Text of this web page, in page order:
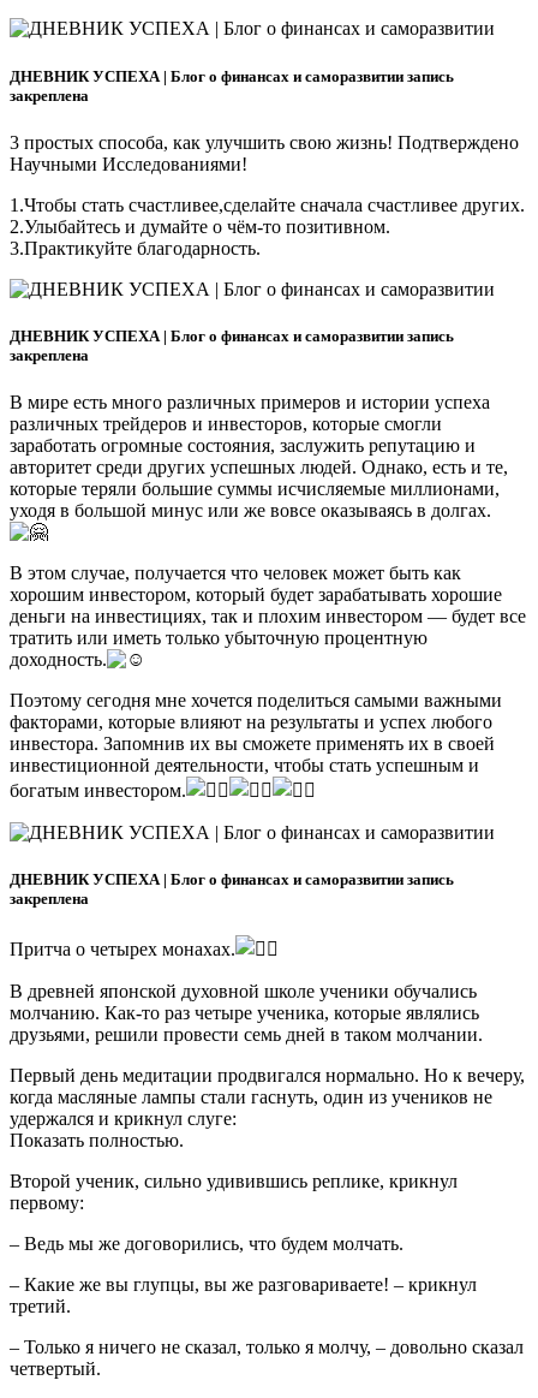
ДНЕВНИК УСПЕХА | Блог о финансах и саморазвитии запись
закреплена
3 простых способа, как улучшить свою жизнь! Подтверждено
Научными Исследованиями!
1.Чтобы стать счастливее,сделайте сначала счастливее других.
2.Улыбайтесь и думайте о чём-то позитивном.
3.Практикуйте благодарность.
ДНЕВНИК УСПЕХА | Блог о финансах и саморазвитии запись
закреплена
В мире есть много различных примеров и истории успеха
различных трейдеров и инвесторов, которые смогли
заработать огромные состояния, заслужить репутацию и
авторитет среди других успешных людей. Однако, есть и те,
которые теряли большие суммы исчисляемые миллионами,
уходя в большой минус или же вовсе оказываясь в долгах.
В этом случае, получается что человек может быть как
хорошим инвестором, который будет зарабатывать хорошие
деньги на инвестициях, так и плохим инвестором — будет все
тратить или иметь только убыточную процентную
доходность.
Поэтому сегодня мне хочется поделиться самыми важными
факторами, которые влияют на результаты и успех любого
инвестора. Запомнив их вы сможете применять их в своей
инвестиционной деятельности, чтобы стать успешным и
богатым инвестором.
ДНЕВНИК УСПЕХА | Блог о финансах и саморазвитии запись
закреплена
Притча о четырех монахах.
В древней японской духовной школе ученики обучались
молчанию. Как-то раз четыре ученика, которые являлись
друзьями, решили провести семь дней в таком молчании.
Первый день медитации продвигался нормально. Но к вечеру,
когда масляные лампы стали гаснуть, один из учеников не
удержался и крикнул слуге:
Показать полностью.
Второй ученик, сильно удивившись реплике, крикнул
первому:
– Ведь мы же договорились, что будем молчать.
– Какие же вы глупцы, вы же разговариваете! – крикнул
третий.
– Только я ничего не сказал, только я молчу, – довольно сказал
четвертый.